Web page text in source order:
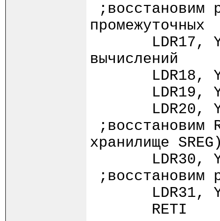
;восстановим
промежуточных
вычислений
;восстановим
хранилище
;восстановим
RETI